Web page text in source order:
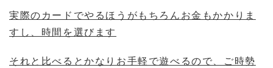
実際のカードでやるほうがもちろんお金もかかりま
すし、時間を選びます
それと比べるとかなりお手軽で遊べるので、ご時勢